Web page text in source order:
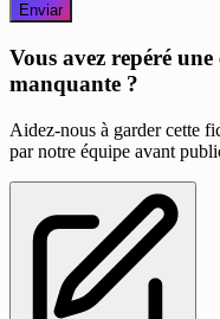
Enviar
Vous avez repéré
manquante ?
Aidez-nous à garder cette
par notre équipe avant